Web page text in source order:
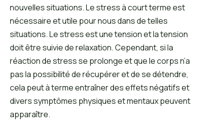
nouvelles situations. Le stress à court terme est
nécessaire et utile pour nous dans de telles
situations. Le stress est une tension et la tension
doit être suivie de relaxation. Cependant, si la
réaction de stress se prolonge et que le corps n’a
pas la possibilité de récupérer et de se détendre,
cela peut à terme entraîner des effets négatifs et
divers symptômes physiques et mentaux peuvent
apparaître.